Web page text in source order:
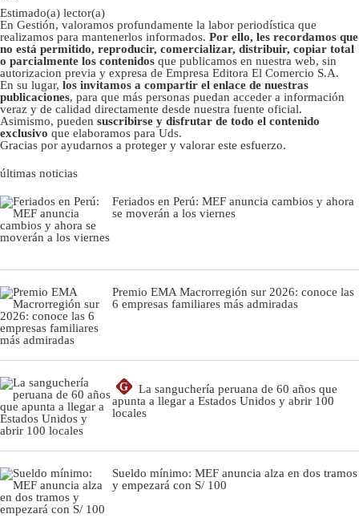
Estimado(a) lector(a)
En Gestión, valoramos profundamente la labor periodística que
realizamos para mantenerlos informados. Por ello, les recordamos que
no está permitido, reproducir, comercializar, distribuir, copiar total
o parcialmente los contenidos que publicamos en nuestra web, sin
autorizacion previa y expresa de Empresa Editora El Comercio S.A.
En su lugar, los invitamos a compartir el enlace de nuestras
publicaciones, para que más personas puedan acceder a información
veraz y de calidad directamente desde nuestra fuente oficial.
Asimismo, pueden suscribirse y disfrutar de todo el contenido
exclusivo que elaboramos para Uds.
Gracias por ayudarnos a proteger y valorar este esfuerzo.
últimas noticias
Feriados en Perú: MEF anuncia cambios y ahora
se moverán a los viernes
Premio EMA Macrorregión sur 2026: conoce las
6 empresas familiares más admiradas
G
La sanguchería peruana de 60 años que
apunta a llegar a Estados Unidos y abrir 100
locales
Sueldo mínimo: MEF anuncia alza en dos tramos
y empezará con S/ 100